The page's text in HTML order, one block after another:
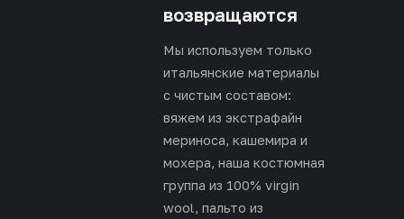
возвращаются
Мы используем только
итальянские материалы
с чистым составом:
вяжем из экстрафайн
мериноса, кашемира и
мохера, наша костюмная
группа из 100% virgin
wool, пальто из